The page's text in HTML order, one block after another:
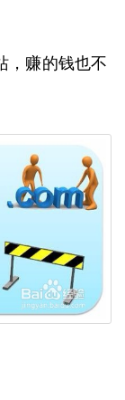
，赚的钱也不